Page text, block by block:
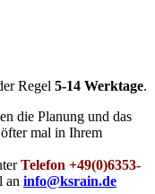
Regel 5-14 Werktage.
die Planung und das
mal in Ihrem
Telefon +49(0)6353-
an info@ksrain.de